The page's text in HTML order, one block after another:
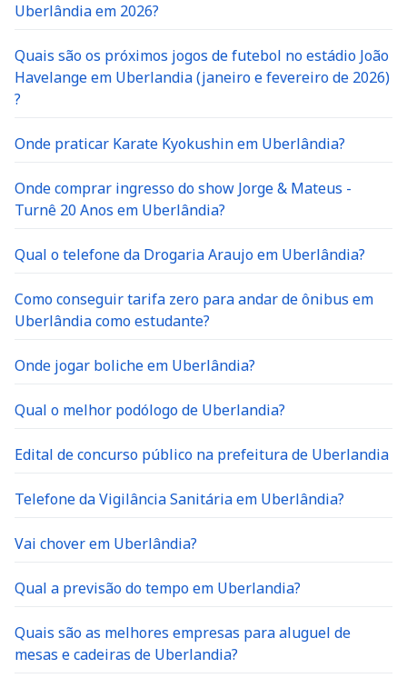
Uberlândia em 2026?
Quais são os próximos jogos de futebol no estádio João
Havelange em Uberlandia (janeiro e fevereiro de 2026)
?
Onde praticar Karate Kyokushin em Uberlândia?
Onde comprar ingresso do show Jorge & Mateus -
Turnê 20 Anos em Uberlândia?
Qual o telefone da Drogaria Araujo em Uberlândia?
Como conseguir tarifa zero para andar de ônibus em
Uberlândia como estudante?
Onde jogar boliche em Uberlândia?
Qual o melhor podólogo de Uberlandia?
Edital de concurso público na prefeitura de Uberlandia
Telefone da Vigilância Sanitária em Uberlândia?
Vai chover em Uberlândia?
Qual a previsão do tempo em Uberlandia?
Quais são as melhores empresas para aluguel de
mesas e cadeiras de Uberlandia?